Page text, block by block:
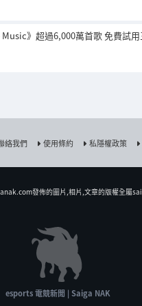
Music》超過6,000萬首歌 免費試用
絡我們 使用條約 私隱權政策
發佈的圖片,相片,文章的版權全屬
esports 電競新聞 | Saiga NAK